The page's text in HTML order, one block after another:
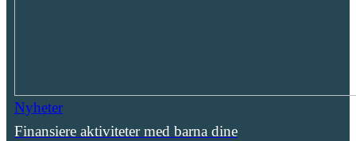
Nyheter
Finansiere aktiviteter med barna dine